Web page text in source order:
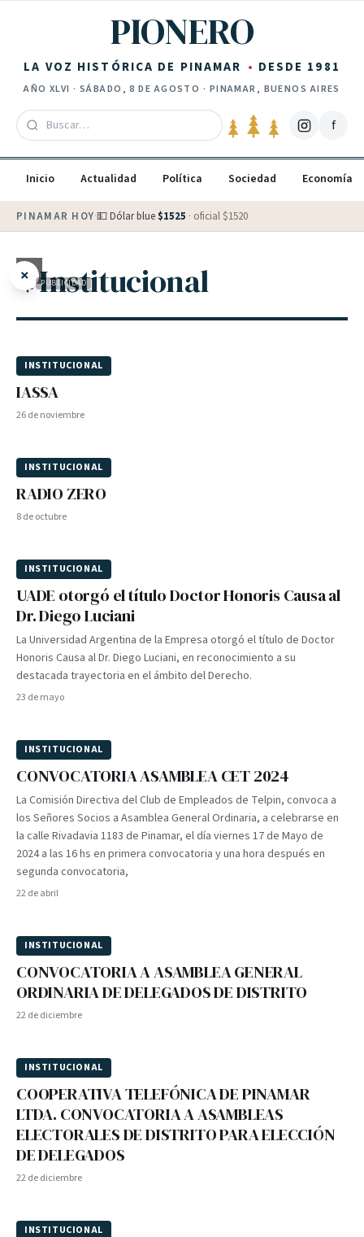
PIONERO
LA VOZ HISTÓRICA DE PINAMAR DESDE 1981
AÑO XLVI · SÁBADO, 8 DE AGOSTO · PINAMAR, BUENOS AIRES
f
Inicio Actualidad Política Sociedad Economía
PINAMAR HOY·💵 Dólar blue $1525 · oficial $1520
× PUBLICIDAD
Institucional
INSTITUCIONAL
IASSA
26 de noviembre
INSTITUCIONAL
RADIO ZERO
8 de octubre
INSTITUCIONAL
UADE otorgó el título Doctor Honoris Causa al
Dr. Diego Luciani
La Universidad Argentina de la Empresa otorgó el título de Doctor
Honoris Causa al Dr. Diego Luciani, en reconocimiento a su
destacada trayectoria en el ámbito del Derecho.
23 de mayo
INSTITUCIONAL
CONVOCATORIA ASAMBLEA CET 2024
La Comisión Directiva del Club de Empleados de Telpin, convoca a
los Señores Socios a Asamblea General Ordinaria, a celebrarse en
la calle Rivadavia 1183 de Pinamar, el día viernes 17 de Mayo de
2024 a las 16 hs en primera convocatoria y una hora después en
segunda convocatoria,
22 de abril
INSTITUCIONAL
CONVOCATORIA A ASAMBLEA GENERAL
ORDINARIA DE DELEGADOS DE DISTRITO
22 de diciembre
INSTITUCIONAL
COOPERATIVA TELEFÓNICA DE PINAMAR
LTDA. CONVOCATORIA A ASAMBLEAS
ELECTORALES DE DISTRITO PARA ELECCIÓN
DE DELEGADOS
22 de diciembre
INSTITUCIONAL